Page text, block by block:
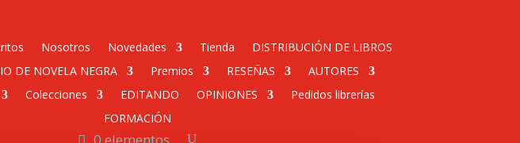
Nosotros Novedades Tienda
DISTRIBUCIÓN DE LIBROS
DE NOVELA NEGRA Premios RESEÑAS
AUTORES
Colecciones EDITANDO OPINIONES
Pedidos librerías
FORMACIÓN
0 elementos